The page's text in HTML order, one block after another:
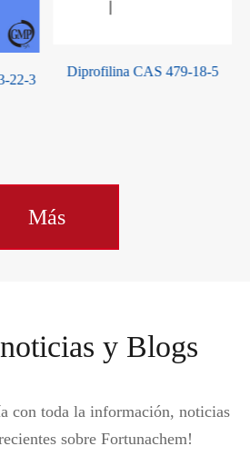
22-3
Diprofilina CAS 479-18-5
Más
y Blogs
con toda la información, noticias
sobre Fortunachem!